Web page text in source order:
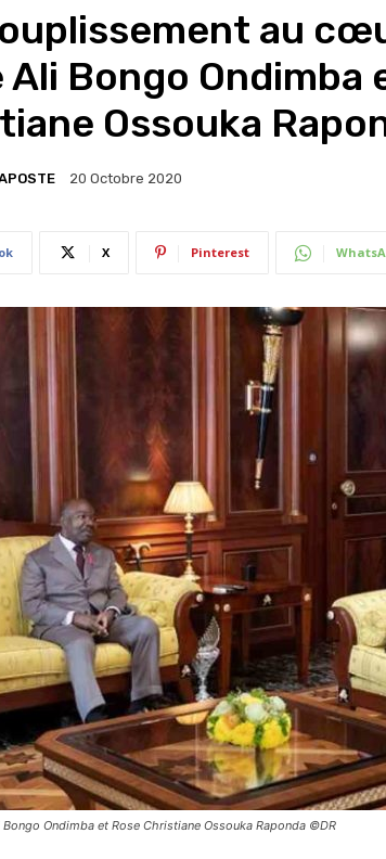
au
Bongo Ondimba
Ossouka
20 Octobre 2020
X Pinterest
Ondimba et Rose Christiane Ossouka Raponda ©DR